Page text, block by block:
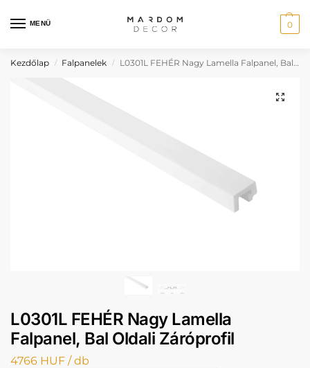
MENÜ 0
Kezdőlap / Falpanelek / L0301L FEHÉR Nagy Lamella Falpanel, Bal Oldali Záróprofil
L0301L FEHÉR Nagy Lamella
Falpanel, Bal Oldali Záróprofil
4766 HUF / db